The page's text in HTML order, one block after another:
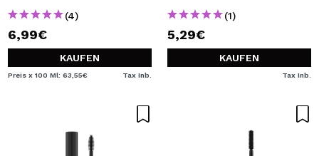
(4)
6,99€
KAUFEN
Preis x 100 Ml: 63,55€ Tax Inb.
(1)
5,29€
KAUFEN
Tax Inb.